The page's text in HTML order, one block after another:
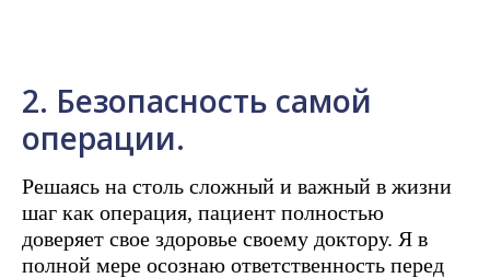
2. Безопасность самой
операции.
Решаясь на столь сложный и важный в жизни
шаг как операция, пациент полностью
доверяет свое здоровье своему доктору. Я в
полной мере осознаю ответственность перед